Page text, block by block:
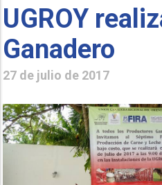
UGROY
Ganadero
27 de julio de 2017